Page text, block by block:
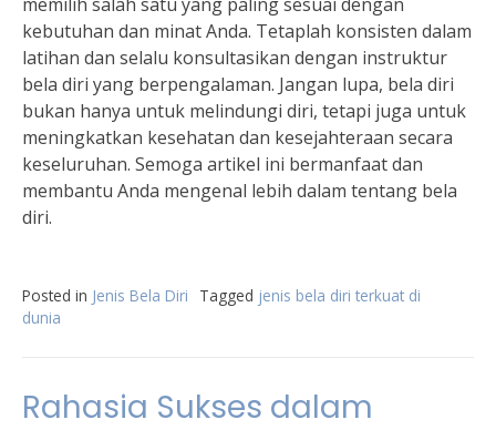
kebutuhan dan minat Anda. Tetaplah konsisten dalam
latihan dan selalu konsultasikan dengan instruktur
bela diri yang berpengalaman. Jangan lupa, bela diri
bukan hanya untuk melindungi diri, tetapi juga untuk
meningkatkan kesehatan dan kesejahteraan secara
keseluruhan. Semoga artikel ini bermanfaat dan
membantu Anda mengenal lebih dalam tentang bela
diri.
Posted in Jenis Bela Diri Tagged jenis bela diri terkuat di
dunia
Rahasia Sukses dalam